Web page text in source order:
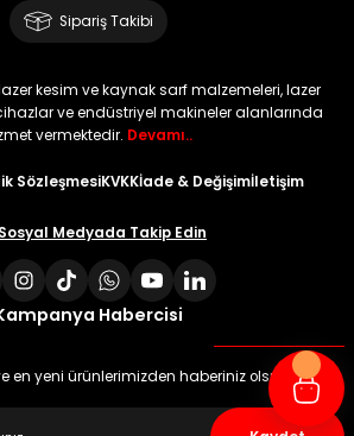
Sipariş Takibi
lazer kesim ve kaynak sarf malzemeleri, lazer
ve endüstriyel makineler alanlarında
vermektedir. Devamı..
SözleşmesiKVKKİade & Değişimİletişim
Medyada Takip Edin
Habercisi
en yeni ürünlerimizden haberiniz olsun